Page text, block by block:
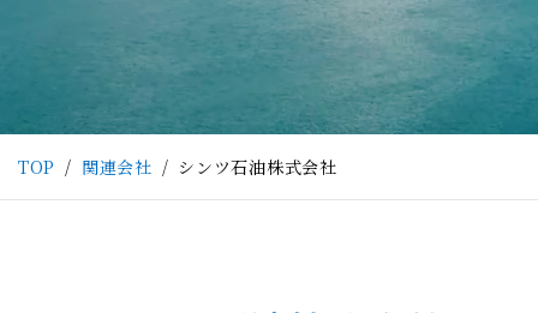
TOP 関連会社 シンツ石油株式会社